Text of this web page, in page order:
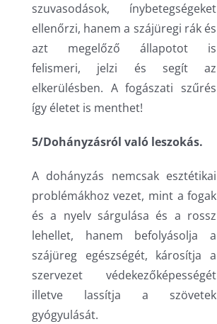
szuvasodások, ínybetegségeket
ellenőrzi, hanem a szájüregi rák és
azt megelőző állapotot is
felismeri, jelzi és segít az
elkerülésben. A fogászati szűrés
így életet is menthet!
5/Dohányzásról való leszokás.
A dohányzás nemcsak esztétikai
problémákhoz vezet, mint a fogak
és a nyelv sárgulása és a rossz
lehellet, hanem befolyásolja a
szájüreg egészségét, károsítja a
szervezet védekezőképességét
illetve lassítja a szövetek
gyógyulását.